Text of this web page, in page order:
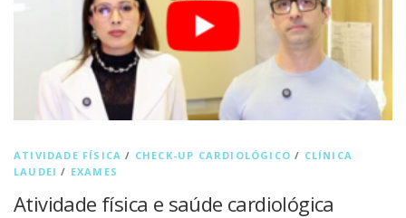
ATIVIDADE FÍSICA / CHECK-UP CARDIOLÓGICO / CLÍNICA
LAUDEI / EXAMES
Atividade física e saúde cardiológica